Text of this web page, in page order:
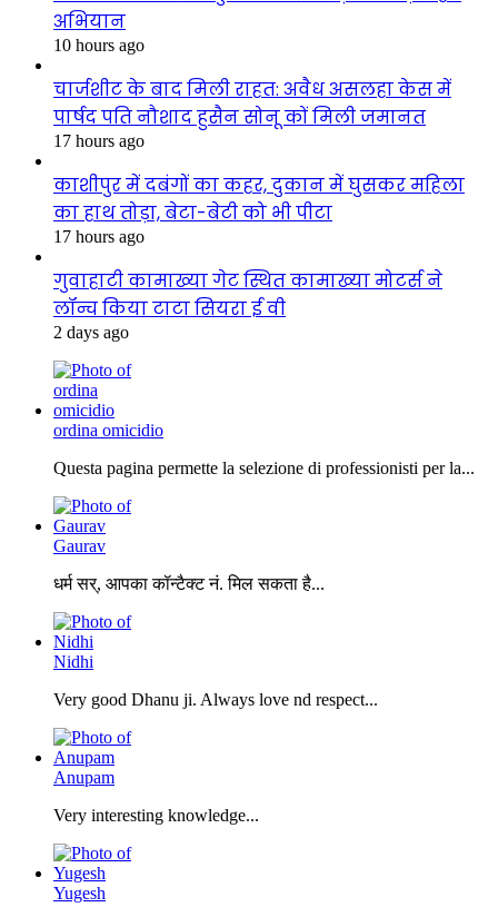
अभियान
10 hours ago
चार्जशीट के बाद मिली राहत: अवैध असलहा केस में
पार्षद पति नौशाद हुसैन सोनू कों मिली जमानत
17 hours ago
काशीपुर में दबंगों का कहर, दुकान में घुसकर महिला
का हाथ तोड़ा, बेटा-बेटी को भी पीटा
17 hours ago
गुवाहाटी कामाख्या गेट स्थित कामाख्या मोटर्स ने
लॉन्च किया टाटा सियरा ई वी
2 days ago
ordina omicidio
Questa pagina permette la selezione di professionisti per la...
Gaurav
धर्म सर्, आपका कॉन्टैक्ट नं. मिल सकता है...
Nidhi
Very good Dhanu ji. Always love nd respect...
Anupam
Very interesting knowledge...
Yugesh